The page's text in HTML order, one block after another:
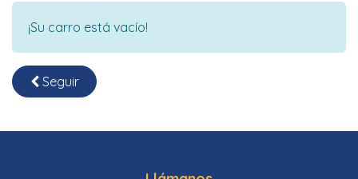
¡Su carro está vacío!
Seguir